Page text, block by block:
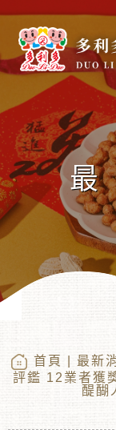
首頁 最新
評鑑 12業者獲
醍醐